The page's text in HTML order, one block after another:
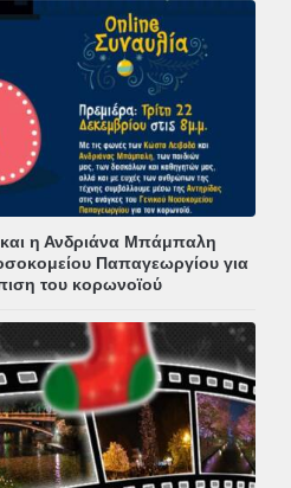
η Ανδριάνα Μπάμπαλη
Παπαγεωργίου για
του κορωνοϊού